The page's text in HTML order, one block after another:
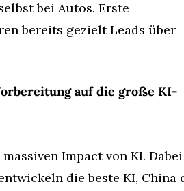
bei Autos. Erste
bereits gezielt Leads über
auf die große KI-
Impact von KI. Dabei
die beste KI, China